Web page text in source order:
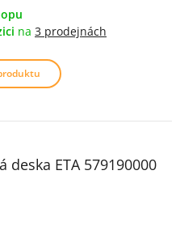
na 3 prodejnách
deska ETA 579190000
21)